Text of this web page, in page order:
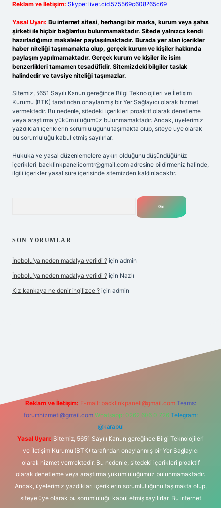
Reklam ve İletişim: Skype: live:.cid.575569c608265c69
Yasal Uyarı: Bu internet sitesi, herhangi bir marka, kurum veya şahıs
şirketi ile hiçbir bağlantısı bulunmamaktadır. Sitede yalnızca kendi
hazırladığımız makaleler paylaşılmaktadır. Burada yer alan içerikler
haber niteliği taşımamakta olup, gerçek kurum ve kişiler hakkında
paylaşım yapılmamaktadır. Gerçek kurum ve kişiler ile isim
benzerlikleri tamamen tesadüfidir. Sitemizdeki bilgiler taslak
halindedir ve tavsiye niteliği taşımazlar.
Sitemiz, 5651 Sayılı Kanun gereğince Bilgi Teknolojileri ve İletişim
Kurumu (BTK) tarafından onaylanmış bir Yer Sağlayıcı olarak hizmet
vermektedir. Bu nedenle, sitedeki içerikleri proaktif olarak denetleme
veya araştırma yükümlülüğümüz bulunmamaktadır. Ancak, üyelerimiz
yazdıkları içeriklerin sorumluluğunu taşımakta olup, siteye üye olarak
bu sorumluluğu kabul etmiş sayılırlar.
Hukuka ve yasal düzenlemelere aykırı olduğunu düşündüğünüz
içerikleri, backlinkpanelicomtr@gmail.com adresine bildirmeniz halinde,
ilgili içerikler yasal süre içerisinde sitemizden kaldırılacaktır.
SON YORUMLAR
İnebolu’ya neden madalya verildi ? için admin
İnebolu’ya neden madalya verildi ? için Nazlı
Kız kankaya ne denir ingilizce ? için admin
Reklam ve İletişim: E-mail: backlinkpaneli@gmail.com Teams:
forumhizmeti@gmail.com Whatsapp: 0262 606 0 726 Telegram:
@karabul
Yasal Uyarı: Sitemiz, 5651 Sayılı Kanun gereğince Bilgi Teknolojileri
ve İletişim Kurumu (BTK) tarafından onaylanmış bir Yer Sağlayıcı
olarak hizmet vermektedir. Bu nedenle, sitedeki içerikleri proaktif
olarak denetleme veya araştırma yükümlülüğümüz bulunmamaktadır.
Ancak, üyelerimiz yazdıkları içeriklerin sorumluluğunu taşımakta olup,
siteye üye olarak bu sorumluluğu kabul etmiş sayılırlar. Bu internet